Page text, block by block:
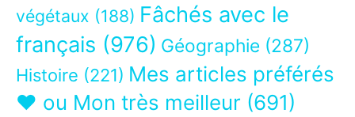
végétaux (188) Fâchés avec le
français (976) Géographie (287)
Histoire (221) Mes articles préférés
❤ ou Mon très meilleur (691)